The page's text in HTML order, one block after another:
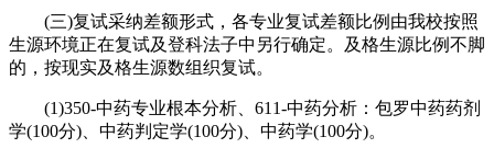
(三)复试采纳差额形式，各专业复试差额比例由我校按照
生源环境正在复试及登科法子中另行确定。及格生源比例不脚
的，按现实及格生源数组织复试。
(1)350-中药专业根本分析、611-中药分析：包罗中药药剂
学(100分)、中药判定学(100分)、中药学(100分)。